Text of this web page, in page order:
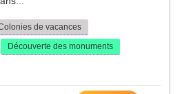
de vacances
Découverte des monuments